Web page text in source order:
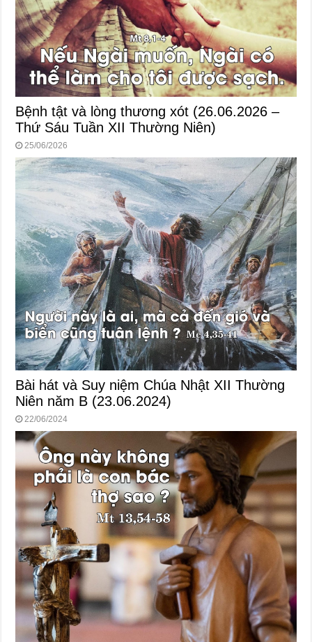
Bệnh tật và lòng thương xót (26.06.2026 –
Thứ Sáu Tuần XII Thường Niên)
25/06/2026
Bài hát và Suy niệm Chúa Nhật XII Thường
Niên năm B (23.06.2024)
22/06/2024